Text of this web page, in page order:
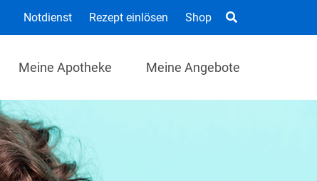
Notdienst Rezept einlösen Shop
Meine Apotheke Meine Angebote